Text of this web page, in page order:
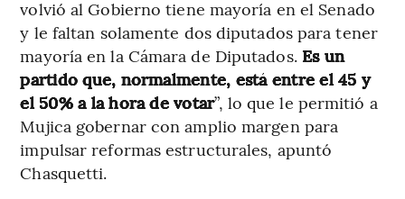
volvió al Gobierno tiene mayoría en el Senado
y le faltan solamente dos diputados para tener
mayoría en la Cámara de Diputados. Es un
partido que, normalmente, está entre el 45 y
el 50% a la hora de votar”, lo que le permitió a
Mujica gobernar con amplio margen para
impulsar reformas estructurales, apuntó
Chasquetti.